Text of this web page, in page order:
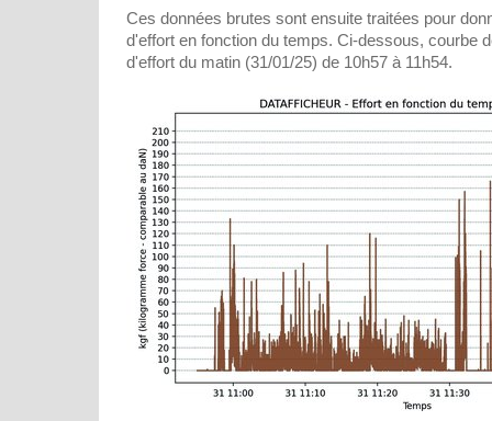
Ces données brutes sont ensuite traitées pour
d'effort en fonction du temps. Ci-dessous, courbe
d'effort du matin (31/01/25) de 10h57 à 11h54.